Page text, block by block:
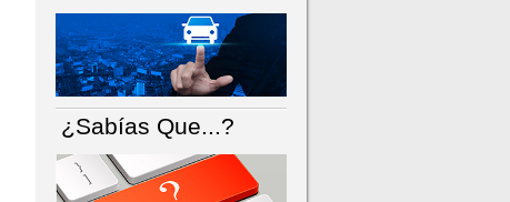
¿Sabías Que...?